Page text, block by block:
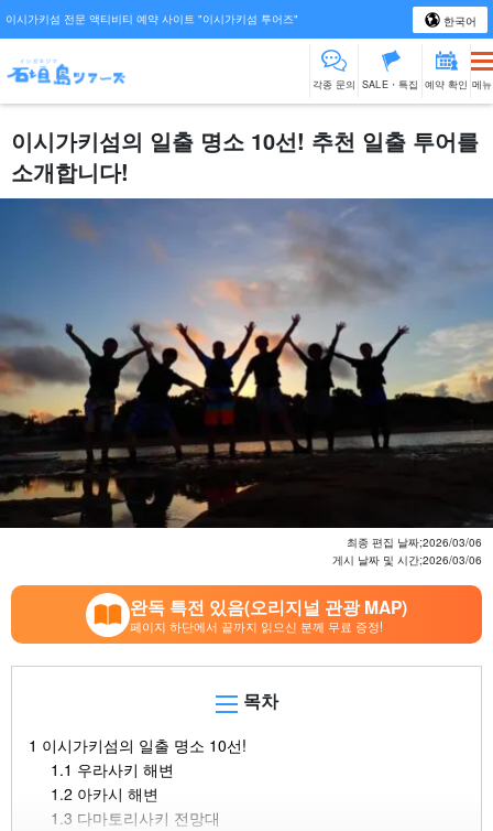
이시가키섬 전문 액티비티 예약 사이트 "이시가키섬 투어즈" 한국어
각종 문의 SALE・특집 예약 확인 메뉴
이시가키섬의 일출 명소 10선! 추천 일출 투어를
소개합니다!
최종 편집 날짜;2026/03/06
게시 날짜 및 시간;2026/03/06
완독 특전 있음(오리지널 관광 MAP)
페이지 하단에서 끝까지 읽으신 분께 무료 증정!
목차
1 이시가키섬의 일출 명소 10선!
1.1 우라사키 해변
1.2 아카시 해변
1.3 다마토리사키 전망대